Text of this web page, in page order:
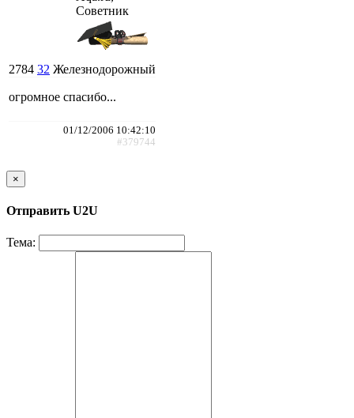
Советник
2784 32 Железнодорожный
огромное спасибо...
01/12/2006 10:42:10
#379744
×
Отправить U2U
Тема: